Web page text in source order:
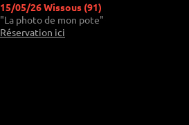
15/05/26 Wissous (91)
"La photo de mon pote"
Réservation ici